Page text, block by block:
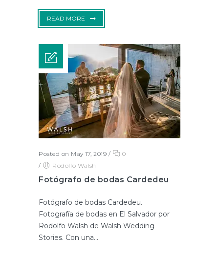
READ MORE
Posted on May 17, 2019 /
0
/
Rodolfo Walsh
Fotógrafo de bodas Cardedeu
Fotógrafo de bodas Cardedeu.
Fotografía de bodas en El Salvador por
Rodolfo Walsh de Walsh Wedding
Stories. Con una...